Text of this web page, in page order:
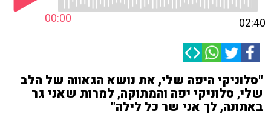
00:00 02:40
"סלוניקי היפה שלי, את נושא הגאווה של הלב
שלי, סלוניקי יפה והמתוקה, למרות שאני גר
באתונה, לך אני שר כל לילה"